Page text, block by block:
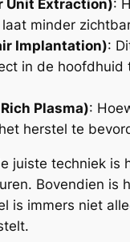
Unit Extraction):
minder
Implantation):
in de
Plasma):
herstel te
juiste techniek is
Bovendien
is immers niet